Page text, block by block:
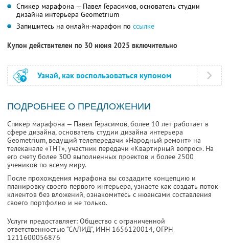
Спикер марафона — Павел Герасимов, основатель студии
дизайна интерьера Geometrium
Запишитесь на онлайн-марафон по ссылке
Купон действителен по 30 июня 2025 включительно
Узнай, как воспользоваться купоном
ПОДРОБНЕЕ О ПРЕДЛОЖЕНИИ
Спикер марафона — Павел Герасимов, более 10 лет работает в
сфере дизайна, основатель студии дизайна интерьера
Geometrium, ведущий телепередачи «Народный ремонт» на
телеканале «ТНТ», участник передачи «Квартирный вопрос». На
его счету более 300 выполненных проектов и более 2500
учеников по всему миру.
После прохождения марафона вы создадите концепцию и
планировку своего первого интерьера, узнаете как создать поток
клиентов без вложений, ознакомитесь с нюансами составления
своего портфолио и не только.
Услуги предоставляет: Общество с ограниченной
ответственностью “САЛИД”, ИНН 1656120014, ОГРН
1211600056876